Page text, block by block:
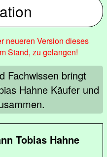
neueren Version dieses
Stand, zu gelangen!
Fachwissen bringt
Hahne Käufer und
Tobias Hahne